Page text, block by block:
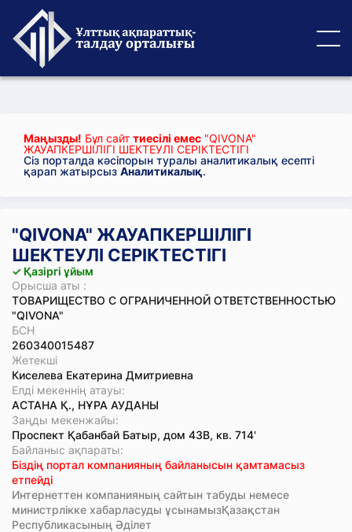
Маңызды! Бұл сайт тиесілі емес "QIVONA"
ЖАУАПКЕРШІЛІГІ ШЕКТЕУЛІ СЕРІКТЕСТІГІ
Сіз порталда кәсіпорын туралы аналитикалық есепті
қарап жатырсыз Аналитикалық.
"QIVONA" ЖАУАПКЕРШІЛІГІ
ШЕКТЕУЛІ СЕРІКТЕСТІГІ
✓ Қазіргі ұйым
Орысша аты :
ТОВАРИЩЕСТВО С ОГРАНИЧЕННОЙ ОТВЕТСТВЕННОСТЬЮ
"QIVONA"
БСН
260340015487
Жетекші
Киселева Екатерина Дмитриевна
Елді мекеннің атауы:
АСТАНА Қ., НҰРА АУДАНЫ
Заңды мекенжайы:
Проспект Қабанбай Батыр, дом 43В, кв. 714'
Байланыс ақпараты:
Біздің портал компанияның байланысын қамтамасыз
етпейді
Интернеттен компанияның сайтын табуды немесе
министрлікке хабарласуды ұсынамызҚазақстан
Республикасының Әділет